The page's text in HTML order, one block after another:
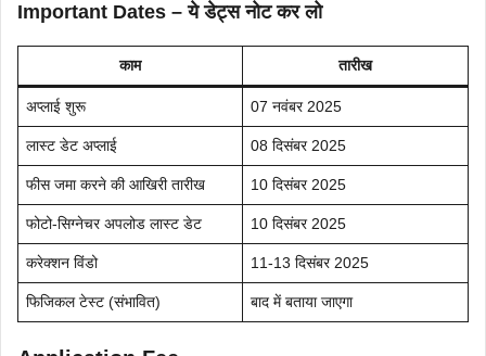
Important Dates – ये डेट्स नोट कर लो
काम तारीख
अप्लाई शुरू 07 नवंबर 2025
लास्ट डेट अप्लाई 08 दिसंबर 2025
फीस जमा करने की आखिरी तारीख 10 दिसंबर 2025
फोटो-सिग्नेचर अपलोड लास्ट डेट 10 दिसंबर 2025
करेक्शन विंडो 11-13 दिसंबर 2025
फिजिकल टेस्ट (संभावित) बाद में बताया जाएगा